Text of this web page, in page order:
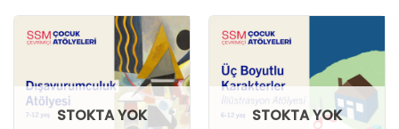
STOKTA YOK STOKTA YOK